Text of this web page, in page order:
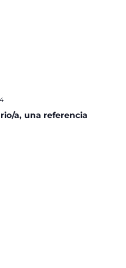
a, una referencia